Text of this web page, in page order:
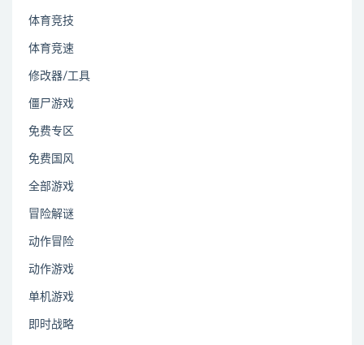
体育竞技
体育竞速
修改器/工具
僵尸游戏
免费专区
免费国风
全部游戏
冒险解谜
动作冒险
动作游戏
单机游戏
即时战略